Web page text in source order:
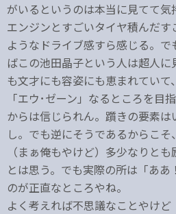
がいるというのは本当に見てて
エンジンとすごいタイヤ積んだ
ようなドライブ感すら感じる。
ばこの池田晶子という人は超人
も文才にも容姿にも恵まれていて
「エウ･ゼーン」なるところを目
からは信じられん。躓きの要素は
し。でも逆にそうであるからこ
（まぁ俺もやけど）多少なりと
とは思う。でも実際の所は「あ
のが正直なところやね。
よく考えれば不思議なことやけ